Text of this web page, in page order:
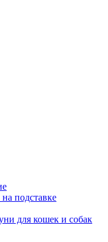
подставке
для кошек и собак